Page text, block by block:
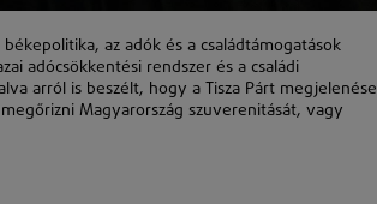
az adók és a családtámogatások
adócsökkentési rendszer és a családi
arról is beszélt, hogy a Tisza Párt megjelenése
Magyarország szuverenitását, vagy